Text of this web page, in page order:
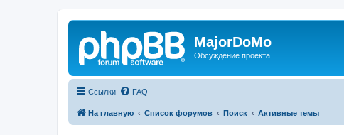
MajorDoMo
Обсуждение проекта
Ссылки FAQ
На главную Список форумов Поиск Активные темы